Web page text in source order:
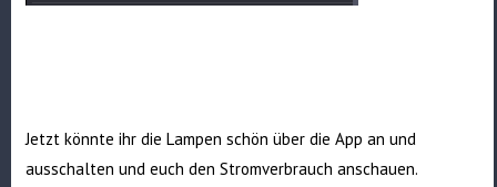
Jetzt könnte ihr die Lampen schön über die App an und
ausschalten und euch den Stromverbrauch anschauen.